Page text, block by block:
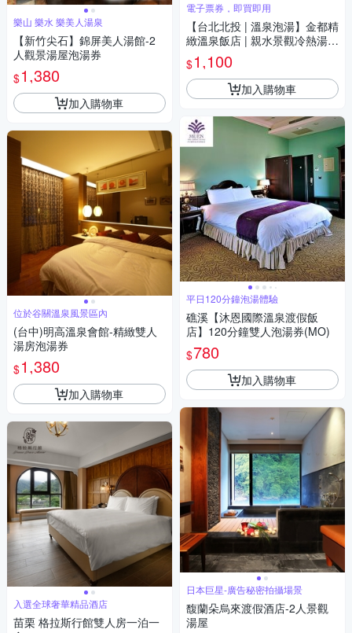
樂山 樂水 樂美人湯泉
【新竹尖石】錦屏美人湯館-2
人觀景湯屋泡湯券
$1,380
加入購物車
位於谷關溫泉風景區內
(台中)明高溫泉會館-精緻雙人
湯房泡湯券
$1,380
加入購物車
入選全球奢華精品酒店
苗栗 格拉斯行館雙人房一泊一
電子票券，即買即用
【台北北投 | 溫泉泡湯】金都精
緻溫泉飯店 | 親水景觀冷熱湯屋
平日泡湯券
$1,100
加入購物車
平日120分鐘泡湯體驗
礁溪【沐恩國際溫泉渡假飯
店】120分鐘雙人泡湯券(MO)
$780
加入購物車
日本巨星-廣告秘密拍攝場景
馥蘭朵烏來渡假酒店-2人景觀
湯屋